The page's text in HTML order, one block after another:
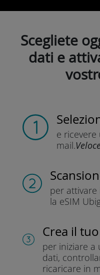
Scegliete
dati e
e ricevere
mail.
per
la eSIM
Crea il
per iniziare a
dati,
ricaricare in